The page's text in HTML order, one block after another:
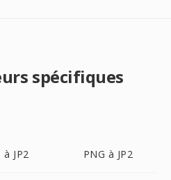
spécifiques
à JP2 PNG à JP2